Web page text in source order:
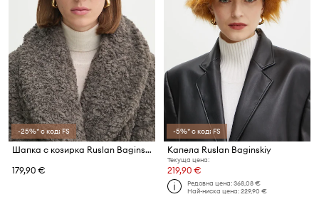
-25%* с код: FS
Шапка с козирка Ruslan Baginskiy Monogram-embellished Baseball Cap
179,90 €
-5%* с код: FS
Капела Ruslan Baginskiy
Текуща цена:
219,90 €
Редовна цена:368,08 €
Най-ниска цена:229,90 €